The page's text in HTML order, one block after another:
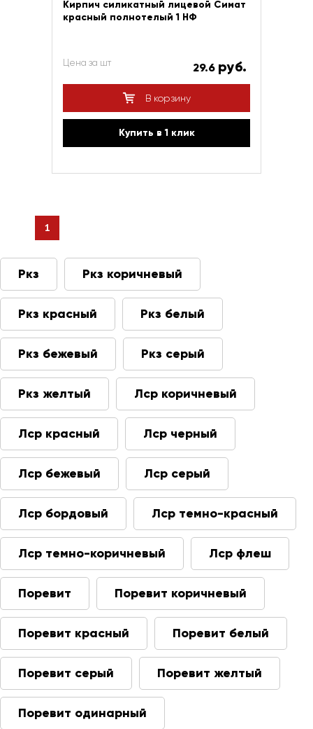
Кирпич силикатный лицевой Симат
красный полнотелый 1 НФ
Цена за шт 29.6 руб.
В корзину
Купить в 1 клик
1
Ркз Ркз коричневый
Ркз красный Ркз белый
Ркз бежевый Ркз серый
Ркз желтый Лср коричневый
Лср красный Лср черный
Лср бежевый Лср серый
Лср бордовый Лср темно-красный
Лср темно-коричневый Лср флеш
Поревит Поревит коричневый
Поревит красный Поревит белый
Поревит серый Поревит желтый
Поревит одинарный